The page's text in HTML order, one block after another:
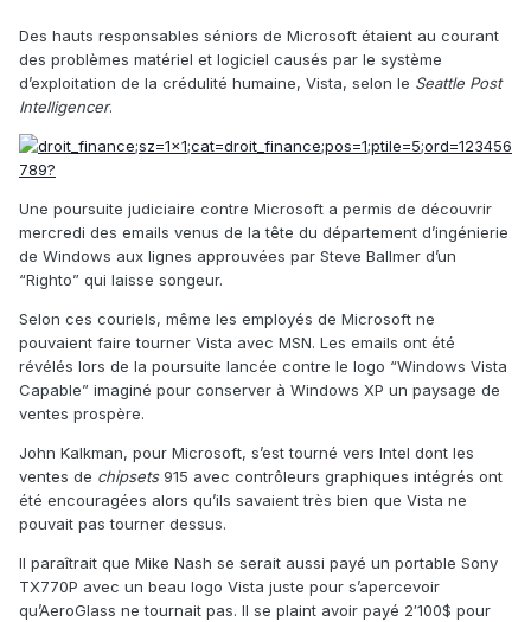
Des hauts responsables séniors de Microsoft étaient au courant
des problèmes matériel et logiciel causés par le système
d’exploitation de la crédulité humaine, Vista, selon le Seattle Post
Intelligencer.
Une poursuite judiciaire contre Microsoft a permis de découvrir
mercredi des emails venus de la tête du département d’ingénierie
de Windows aux lignes approuvées par Steve Ballmer d’un
“Righto” qui laisse songeur.
Selon ces couriels, même les employés de Microsoft ne
pouvaient faire tourner Vista avec MSN. Les emails ont été
révélés lors de la poursuite lancée contre le logo “Windows Vista
Capable” imaginé pour conserver à Windows XP un paysage de
ventes prospère.
John Kalkman, pour Microsoft, s’est tourné vers Intel dont les
ventes de chipsets915 avec contrôleurs graphiques intégrés ont
été encouragées alors qu’ils savaient très bien que Vista ne
pouvait pas tourner dessus.
Il paraîtrait que Mike Nash se serait aussi payé un portable Sony
TX770P avec un beau logo Vista juste pour s’apercevoir
qu’AeroGlass ne tournait pas. Il se plaint avoir payé 2′100$ pour